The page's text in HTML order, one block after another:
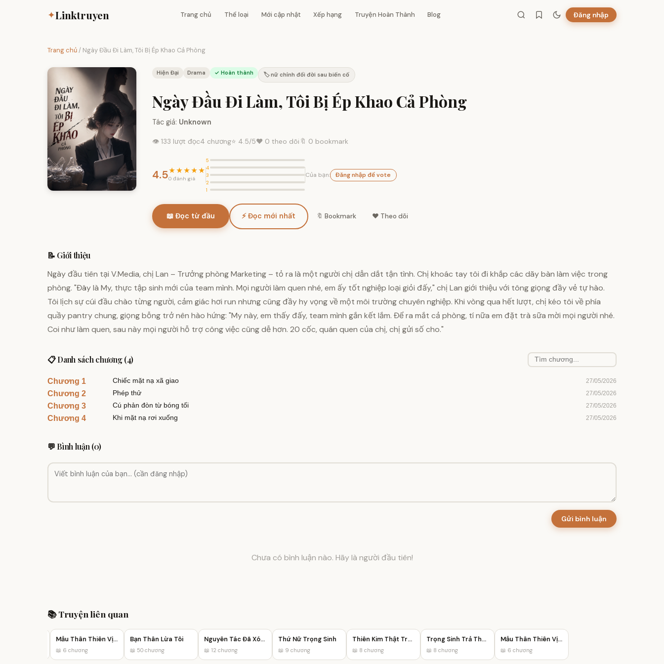
✦Linktruyen Trang chủ Thể loại Mới cập nhật Xếp hạng Truyện Hoàn Thành Blog Đăng nhập
Trang chủ / Ngày Đầu Đi Làm, Tôi Bị Ép Khao Cả Phòng
Hiện Đại Drama ✓ Hoàn thành 🏷️ nữ chính đổi đời sau biến cố
Ngày Đầu Đi Làm, Tôi Bị Ép Khao Cả Phòng
Tác giả: Unknown
👁 133 lượt đọc4 chương⭐ 4.5/5❤️ 0 theo dõi 🔖 0 bookmark
4.5★★★★★
0 đánh giá
5
4
3
2
1
Của bạn: Đăng nhập để vote
📖 Đọc từ đầu ⚡ Đọc mới nhất 🔖 Bookmark ❤️ Theo dõi
📝 Giới thiệu
Ngày đầu tiên tại V.Media, chị Lan – Trưởng phòng Marketing – tỏ ra là một người chị dẫn dắt tận tình. Chị khoác tay tôi đi khắp các dãy bàn làm việc trong
phòng. "Đây là My, thực tập sinh mới của team mình. Mọi người làm quen nhé, em ấy tốt nghiệp loại giỏi đấy," chị Lan giới thiệu với tông giọng đầy vẻ tự hào.
Tôi lịch sự cúi đầu chào từng người, cảm giác hơi run nhưng cũng đầy hy vọng về một môi trường chuyên nghiệp. Khi vòng qua hết lượt, chị kéo tôi về phía
quầy pantry chung, giọng bỗng trở nên hào hứng: "My này, em thấy đấy, team mình gắn kết lắm. Để ra mắt cả phòng, tí nữa em đặt trà sữa mời mọi người nhé.
Coi như làm quen, sau này mọi người hỗ trợ công việc cũng dễ hơn. 20 cốc, quán quen của chị, chị gửi số cho."
📋 Danh sách chương (4)
Chương 1 Chiếc mặt nạ xã giao 27/05/2026
Chương 2 Phép thử 27/05/2026
Chương 3 Cú phản đòn từ bóng tối 27/05/2026
Chương 4 Khi mặt nạ rơi xuống 27/05/2026
💬 Bình luận (0)
Gửi bình luận
Chưa có bình luận nào. Hãy là người đầu tiên!
📚 Truyện liên quan
Mẫu Thân Thiên Vị Trưởng Tỷ
📖 6 chương
Bạn Thân Lừa Tôi
📖 50 chương
Nguyên Tác Đã Xóa Tên Tôi
📖 12 chương
Thứ Nữ Trọng Sinh
📖 9 chương
Thiên Kim Thật Trả Thù
📖 8 chương
Trọng Sinh Trả Thù: Mưu Đồ Của Mẹ Con Kẻ Phản Bội
📖 8 chương
Mẫu Thân Thiên Vị Trưởng Tỷ
📖 6 chương